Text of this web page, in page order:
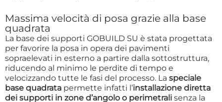
Massima velocità di posa grazie alla base
quadrata
La base dei supporti GOBUILD SU è stata progettata
per favorire la posa in opera dei pavimenti
sopraelevati in esterno a partire dalla sottostruttura,
riducendo al minimo le perdite di tempo e
velocizzando tutte le fasi del processo. La speciale
base quadrata permette infatti l’installazione diretta
dei supporti in zone d’angolo o perimetrali senza la